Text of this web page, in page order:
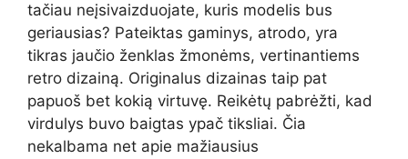
tačiau neįsivaizduojate, kuris modelis bus
geriausias? Pateiktas gaminys, atrodo, yra
tikras jaučio ženklas žmonėms, vertinantiems
retro dizainą. Originalus dizainas taip pat
papuoš bet kokią virtuvę. Reikėtų pabrėžti, kad
virdulys buvo baigtas ypač tiksliai. Čia
nekalbama net apie mažiausius